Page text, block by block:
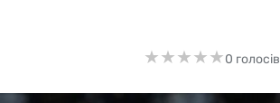
★★★★★
★★★★★0 голосів